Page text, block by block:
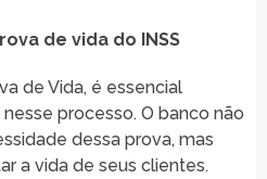
de vida do INSS
de Vida, é essencial
processo. O banco não
dessa prova, mas
a vida de seus clientes.